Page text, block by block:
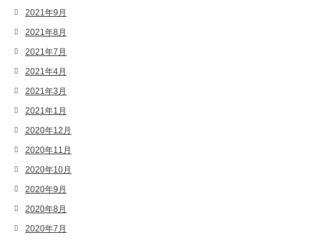
2021年9月
2021年8月
2021年7月
2021年4月
2021年3月
2021年1月
2020年12月
2020年11月
2020年10月
2020年9月
2020年8月
2020年7月